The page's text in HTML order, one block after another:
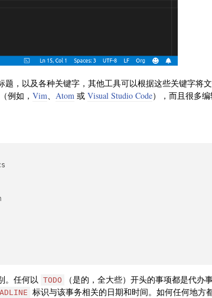
，以及各种关键字，其他工具可以根据这些关键字将
例如， Vim Atom 或 Visual Studio Code），而且很多
。任何以 TODO （是的，全大些）开头的事项都是代办
标识与该事务相关的日期和时间。如何任何地方